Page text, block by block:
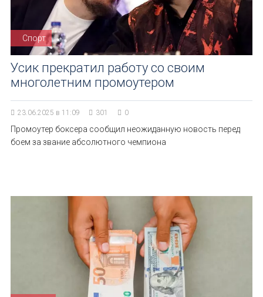
Спорт
Усик прекратил работу со своим
многолетним промоутером
23.06.2025 в 11:09 301 0
Промоутер боксера сообщил неожиданную новость перед
боем за звание абсолютного чемпиона